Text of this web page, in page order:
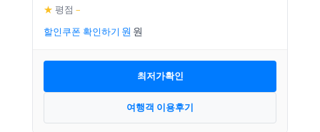
★ 평점 –
할인쿠폰 확인하기
최저가확인
여행객 이용후기